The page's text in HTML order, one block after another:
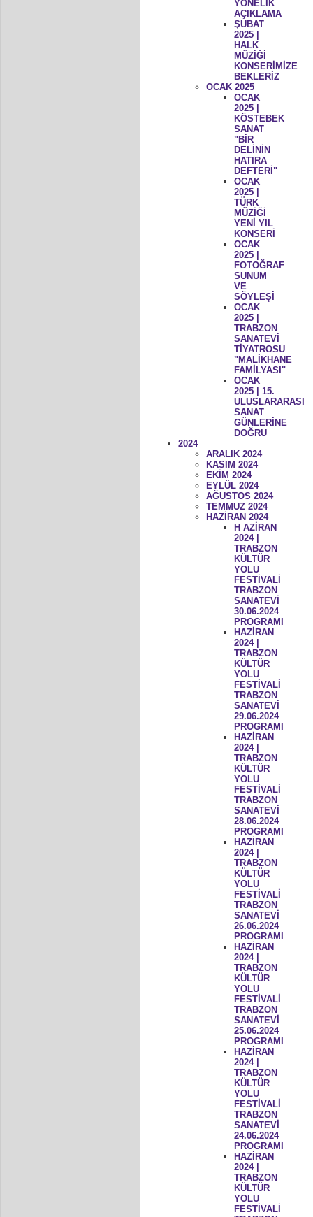
YÖNELİK
AÇIKLAMA
ŞUBAT
2025 |
HALK
MÜZİĞİ
KONSERİMİZE
BEKLERİZ
OCAK 2025
OCAK
2025 |
KÖSTEBEK
SANAT
"BİR
DELİNİN
HATIRA
DEFTERİ"
OCAK
2025 |
TÜRK
MÜZİĞİ
YENİ YIL
KONSERİ
OCAK
2025 |
FOTOĞRAF
SUNUM
VE
SÖYLEŞİ
OCAK
2025 |
TRABZON
SANATEVİ
TİYATROSU
"MALİKHANE
FAMİLYASI"
OCAK
2025 | 15.
ULUSLARARASI
SANAT
GÜNLERİNE
DOĞRU
2024
ARALIK 2024
KASIM 2024
EKİM 2024
EYLÜL 2024
AĞUSTOS 2024
TEMMUZ 2024
HAZİRAN 2024
H AZİRAN
2024 |
TRABZON
KÜLTÜR
YOLU
FESTİVALİ
TRABZON
SANATEVİ
30.06.2024
PROGRAMI
HAZİRAN
2024 |
TRABZON
KÜLTÜR
YOLU
FESTİVALİ
TRABZON
SANATEVİ
29.06.2024
PROGRAMI
HAZİRAN
2024 |
TRABZON
KÜLTÜR
YOLU
FESTİVALİ
TRABZON
SANATEVİ
28.06.2024
PROGRAMI
HAZİRAN
2024 |
TRABZON
KÜLTÜR
YOLU
FESTİVALİ
TRABZON
SANATEVİ
26.06.2024
PROGRAMI
HAZİRAN
2024 |
TRABZON
KÜLTÜR
YOLU
FESTİVALİ
TRABZON
SANATEVİ
25.06.2024
PROGRAMI
HAZİRAN
2024 |
TRABZON
KÜLTÜR
YOLU
FESTİVALİ
TRABZON
SANATEVİ
24.06.2024
PROGRAMI
HAZİRAN
2024 |
TRABZON
KÜLTÜR
YOLU
FESTİVALİ